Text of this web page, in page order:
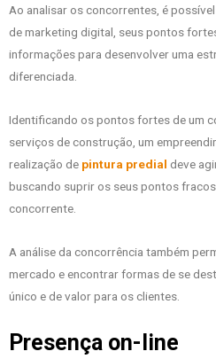
Ao analisar os concorrentes, é
de marketing digital, seus pontos
informações para desenvolver uma
diferenciada.
Identificando os pontos fortes de um
serviços de construção, um
realização de pintura predial deve
buscando suprir os seus pontos
concorrente.
A análise da concorrência também
mercado e encontrar formas de se
único e de valor para os clientes.
Presença on-line